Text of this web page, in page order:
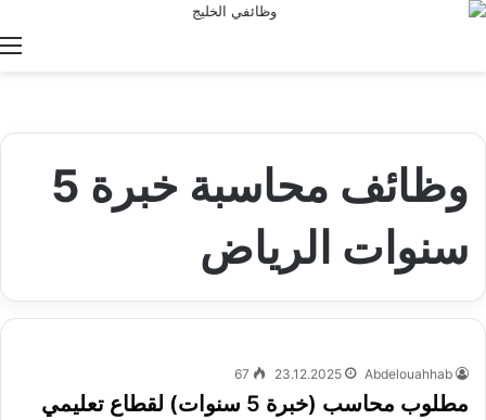
وظائف محاسبة خبرة 5
سنوات الرياض
Abdelouahhab
23.12.2025
67
مطلوب محاسب (خبرة 5 سنوات) لقطاع تعليمي